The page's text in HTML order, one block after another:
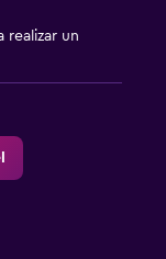
realizar un